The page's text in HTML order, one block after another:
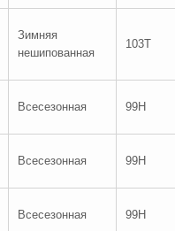
Зимняя
нешипованная
103T
Всесезонная 99H
Всесезонная 99H
Всесезонная 99H